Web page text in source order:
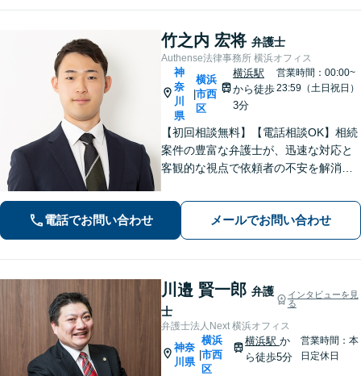
竹之内 宏将 弁護士
Authense法律事務所 横浜オフィス
神
奈
川
県
横浜
市西
区
横浜駅
から徒歩
3分
営業時間：00:00~
23:59（土日祝日）
【初回相談無料】【電話相談OK】相続
案件の豊富な弁護士が、迅速な対応と
客観的な視点で依頼者の不安を解消し
任せください！【完全個室対応】【子
連れ相談可】
電話でお問い合わせ メールでお問い合わせ
川邉 賢一郎 弁護
士
インタビューを見
る
弁護士法人Next 横浜オフィス
神奈
川県
横浜
市西
区
横浜駅 か
ら徒歩5分
営業時間：本
日定休日